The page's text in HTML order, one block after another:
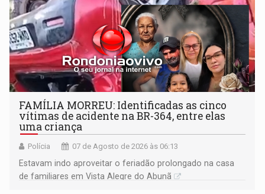
FAMÍLIA MORREU: Identificadas as cinco
vítimas de acidente na BR-364, entre elas
uma criança
Polícia 07 de Agosto de 2026 às 06:13
Estavam indo aproveitar o feriadão prolongado na casa
de familiares em Vista Alegre do Abunã